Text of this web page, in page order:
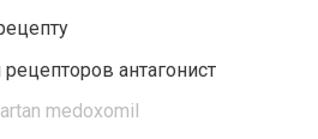
антагонист
medoxomil